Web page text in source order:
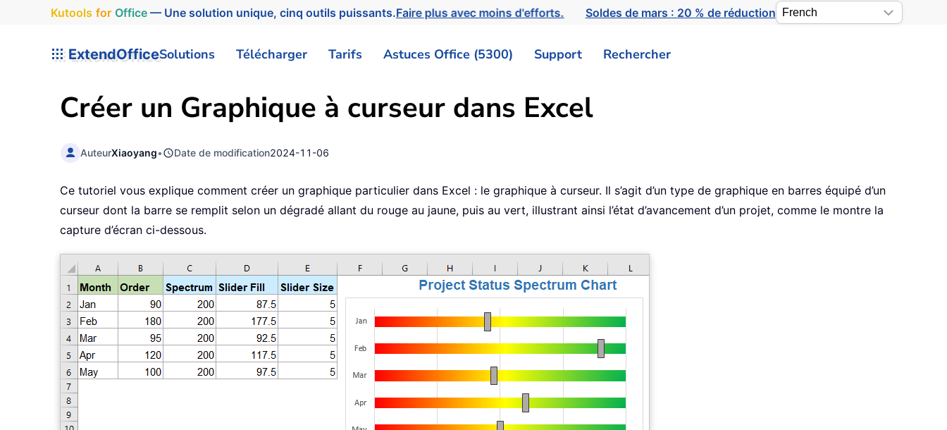
Kutools for Office— Une solution unique, cinq outils puissants.Faire plus avec moins d'efforts. Soldes de mars : 20 % de réduction
ExtendOfficeSolutions Télécharger Tarifs Astuces Office (5300) Support Rechercher
Créer un Graphique à curseur dans Excel
AuteurXiaoyang• Date de modification2024-11-06
Ce tutoriel vous explique comment créer un graphique particulier dans Excel : le graphique à curseur. Il s’agit d’un type de graphique en barres équipé d’un
curseur dont la barre se remplit selon un dégradé allant du rouge au jaune, puis au vert, illustrant ainsi l’état d’avancement d’un projet, comme le montre la
capture d’écran ci-dessous.